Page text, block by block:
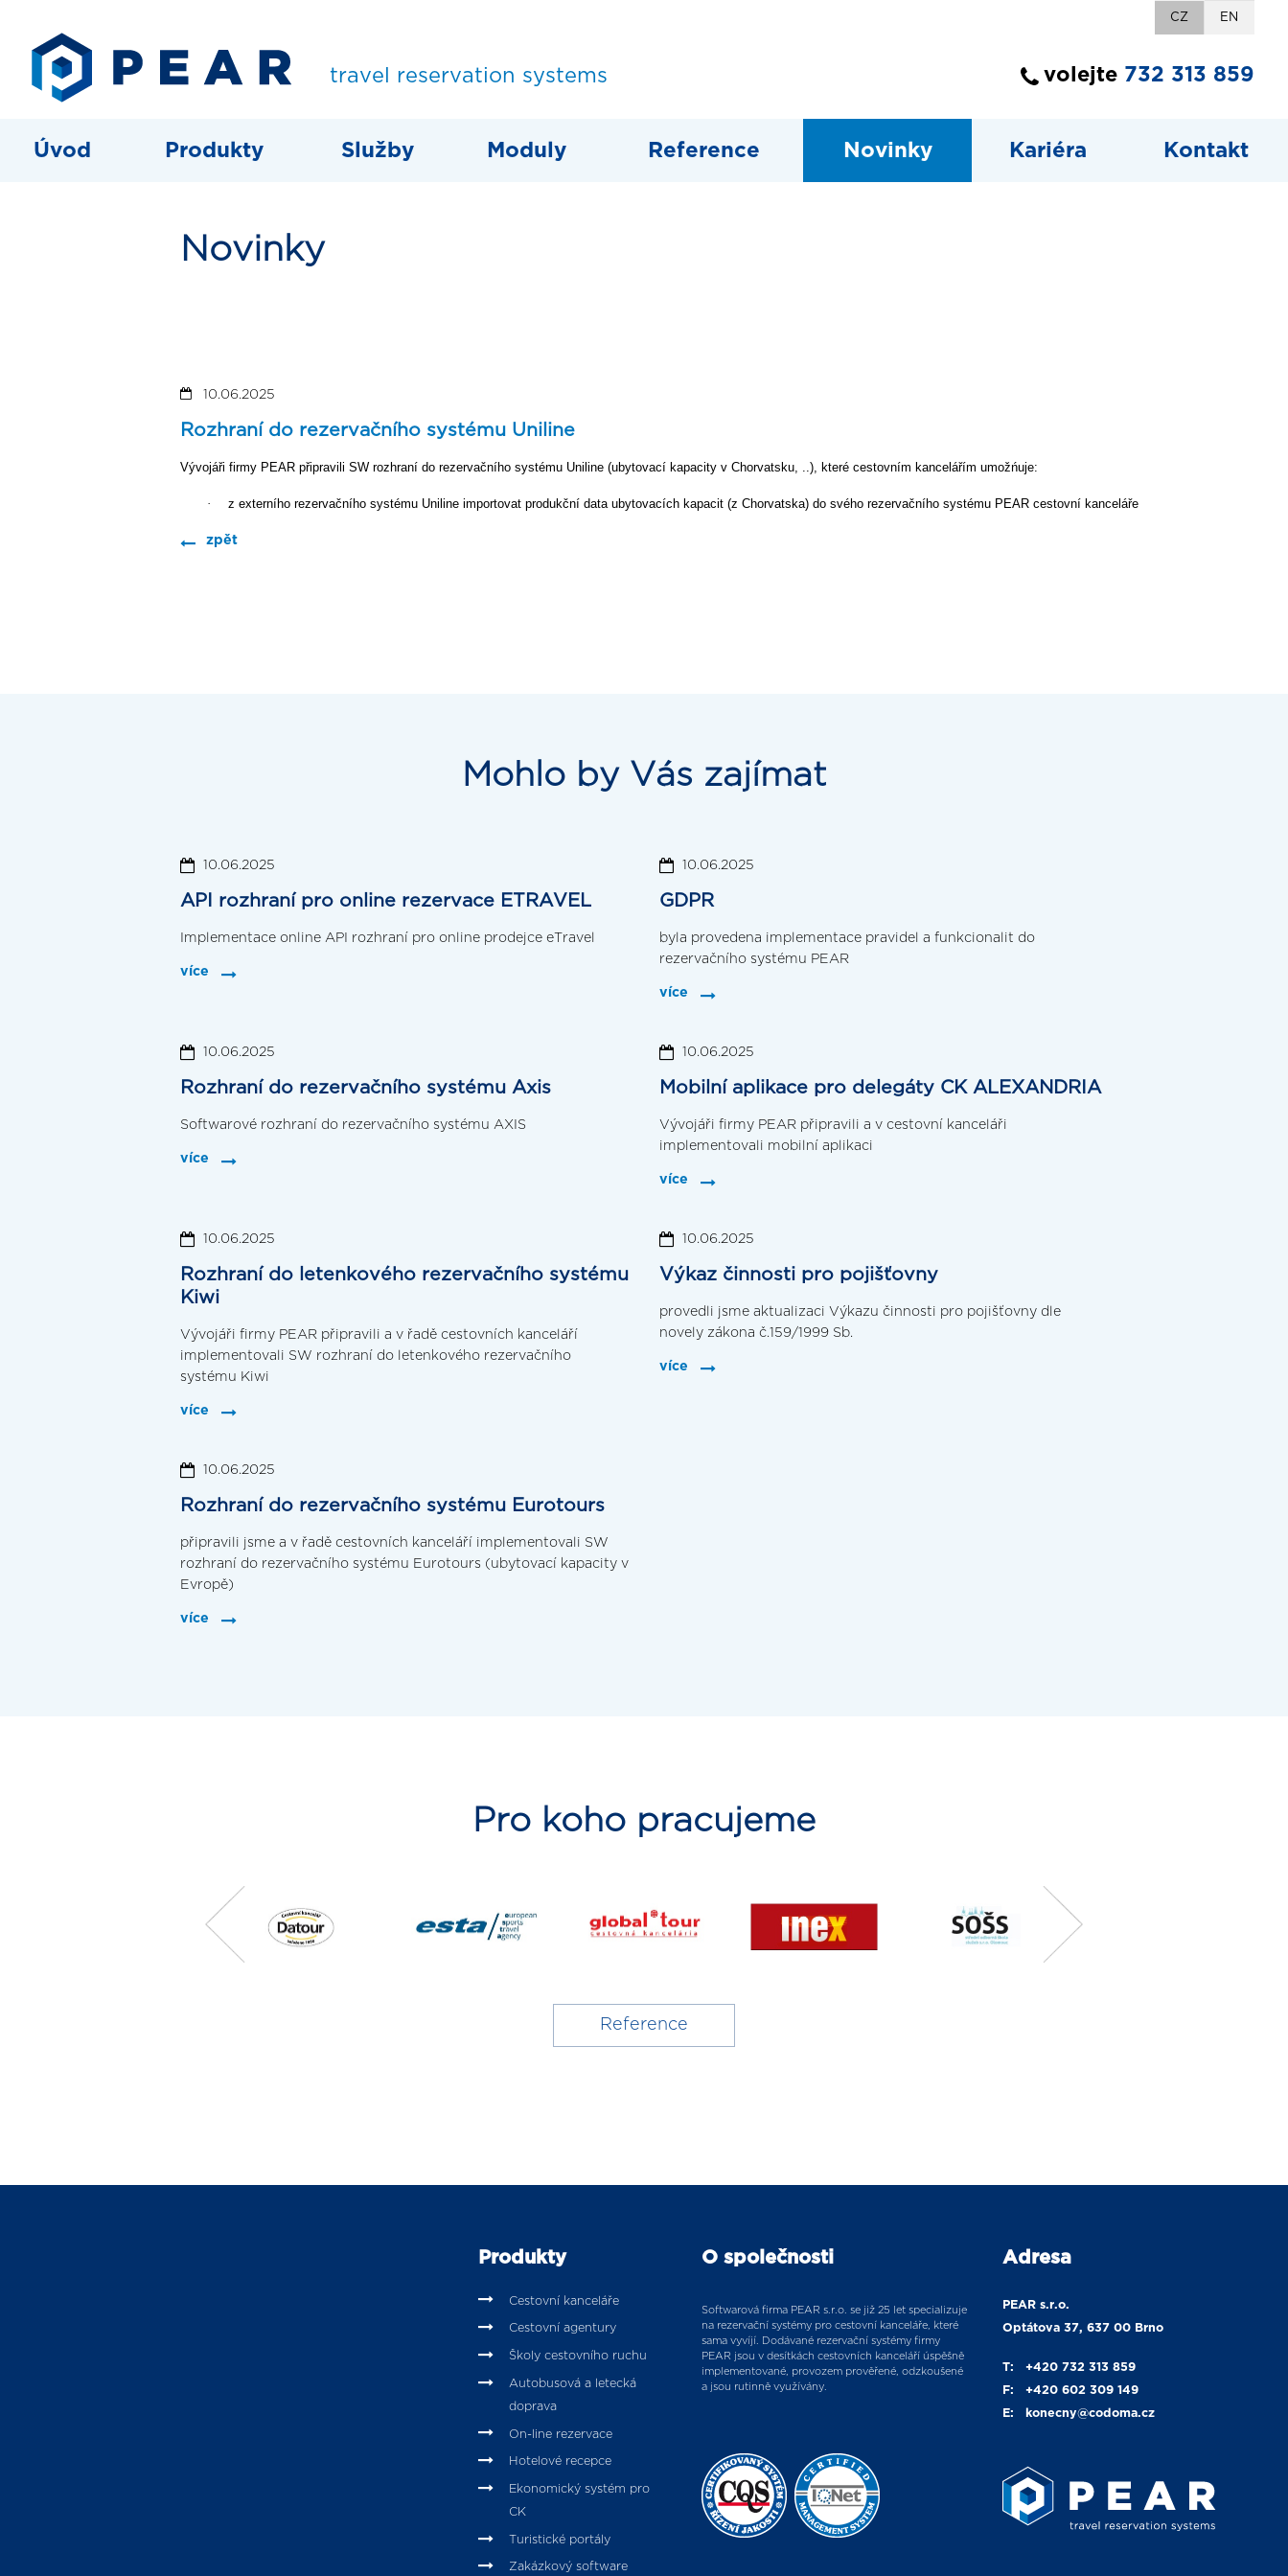
travel reservation systems
CZ EN
volejte 732 313 859
Úvod Produkty Služby Moduly Reference Novinky Kariéra Kontakt
Novinky
10.06.2025
Rozhraní do rezervačního systému Uniline
Vývojáři firmy PEAR připravili SW rozhraní do rezervačního systému Uniline (ubytovací kapacity v Chorvatsku, ..), které cestovním kancelářím umožńuje:
· z externího rezervačního systému Uniline importovat produkční data ubytovacích kapacit (z Chorvatska) do svého rezervačního systému PEAR cestovní kanceláře
zpět
Mohlo by Vás zajímat
10.06.2025
API rozhraní pro online rezervace ETRAVEL
Implementace online API rozhraní pro online prodejce eTravel
více
10.06.2025
GDPR
byla provedena implementace pravidel a funkcionalit do
rezervačního systému PEAR
více
10.06.2025
Rozhraní do rezervačního systému Axis
Softwarové rozhraní do rezervačního systému AXIS
více
10.06.2025
Mobilní aplikace pro delegáty CK ALEXANDRIA
Vývojáři firmy PEAR připravili a v cestovní kanceláři
implementovali mobilní aplikaci
více
10.06.2025
Rozhraní do letenkového rezervačního systému
Kiwi
Vývojáři firmy PEAR připravili a v řadě cestovních kanceláří
implementovali SW rozhraní do letenkového rezervačního
systému Kiwi
více
10.06.2025
Výkaz činnosti pro pojišťovny
provedli jsme aktualizaci Výkazu činnosti pro pojišťovny dle
novely zákona č.159/1999 Sb.
více
10.06.2025
Rozhraní do rezervačního systému Eurotours
připravili jsme a v řadě cestovních kanceláří implementovali SW
rozhraní do rezervačního systému Eurotours (ubytovací kapacity v
Evropě)
více
Pro koho pracujeme
Reference
Produkty
Cestovní kanceláře
Cestovní agentury
Školy cestovního ruchu
Autobusová a letecká
doprava
On-line rezervace
Hotelové recepce
Ekonomický systém pro
CK
Turistické portály
Zakázkový software
O společnosti
Softwarová firma PEAR s.r.o. se již 25 let specializuje
na rezervační systémy pro cestovní kanceláře, které
sama vyvíjí. Dodávané rezervační systémy firmy
PEAR jsou v desítkách cestovních kanceláří úspěšně
implementované, provozem prověřené, odzkoušené
a jsou rutinně využívány.
Adresa
PEAR s.r.o.
Optátova 37, 637 00 Brno
T:
+420 732 313 859
F:
+420 602 309 149
E:
konecny@codoma.cz